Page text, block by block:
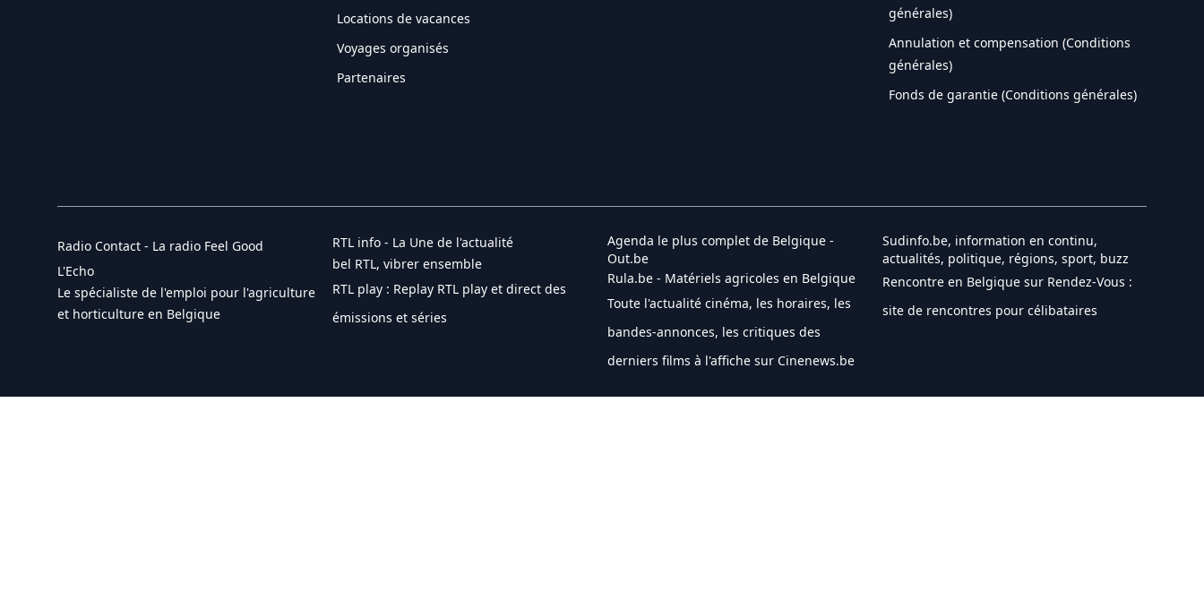
Locations de vacances
Voyages organisés
Partenaires
générales)
Annulation et compensation (Conditions
générales)
Fonds de garantie (Conditions générales)
Radio Contact - La radio Feel Good
L'Echo
Le spécialiste de l'emploi pour l'agriculture
et horticulture en Belgique
RTL info - La Une de l'actualité
bel RTL, vibrer ensemble
RTL play : Replay RTL play et direct des
émissions et séries
Agenda le plus complet de Belgique -
Out.be
Rula.be - Matériels agricoles en Belgique
Toute l'actualité cinéma, les horaires, les
bandes-annonces, les critiques des
derniers films à l'affiche sur Cinenews.be
Sudinfo.be, information en continu,
actualités, politique, régions, sport, buzz
Rencontre en Belgique sur Rendez-Vous :
site de rencontres pour célibataires